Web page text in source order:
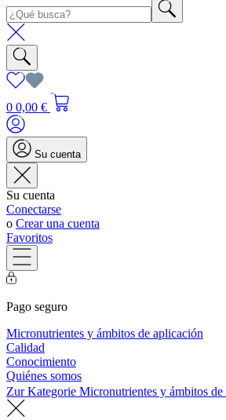
0 0,00 €
Su cuenta
Su cuenta
Conectarse
o Crear una cuenta
Favoritos
Pago seguro
Micronutrientes y ámbitos de aplicación
Calidad
Conocimiento
Quiénes somos
Zur Kategorie Micronutrientes y ámbitos de